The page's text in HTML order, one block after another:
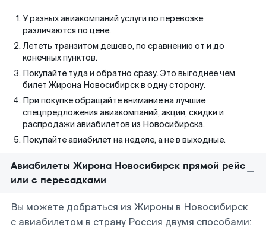
У разных авиакомпаний услуги по перевозке
различаются по цене.
Лететь транзитом дешево, по сравнению от и до
конечных пунктов.
Покупайте туда и обратно сразу. Это выгоднее чем
билет Жирона Новосибирск в одну сторону.
При покупке обращайте внимание на лучшие
спецпредложения авиакомпаний, акции, скидки и
распродажи авиабилетов из Новосибирска.
Покупайте авиабилет на неделе, а не в выходные.
Авиабилеты Жирона Новосибирск прямой рейс
или с пересадками
Вы можете добраться из Жироны в Новосибирск
с авиабилетом в страну Россия двумя способами: